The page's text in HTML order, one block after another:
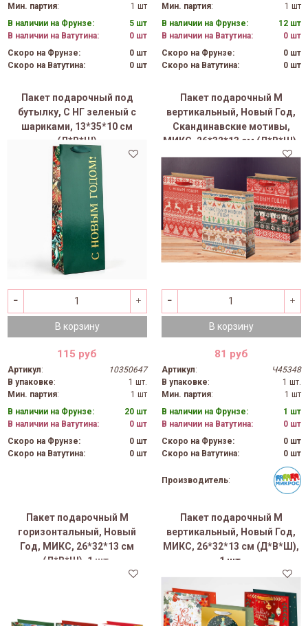
Мин. партия:
1 шт
В наличии на Фрунзе:
5 шт
В наличии на Ватутина:
0 шт
Скоро на Фрунзе:
0 шт
Скоро на Ватутина:
0 шт
Мин. партия:
1 шт
В наличии на Фрунзе:
12 шт
В наличии на Ватутина:
0 шт
Скоро на Фрунзе:
0 шт
Скоро на Ватутина:
0 шт
Пакет подарочный под
бутылку, С НГ зеленый с
шариками, 13*35*10 см
(Д*В*Ш)
В корзину
115 руб
Артикул:
10350647
В упаковке:
1 шт.
Мин. партия:
1 шт
В наличии на Фрунзе:
20 шт
В наличии на Ватутина:
0 шт
Скоро на Фрунзе:
0 шт
Скоро на Ватутина:
0 шт
Пакет подарочный M
вертикальный, Новый Год,
Скандинавские мотивы,
МИКС, 26*32*13 см (Д*В*Ш),
1 шт.
В корзину
81 руб
Артикул:
Ч45348
В упаковке:
1 шт.
Мин. партия:
1 шт
В наличии на Фрунзе:
1 шт
В наличии на Ватутина:
0 шт
Скоро на Фрунзе:
0 шт
Скоро на Ватутина:
0 шт
Производитель:
Пакет подарочный M
горизонтальный, Новый
Год, МИКС, 26*32*13 см
(Д*В*Ш), 1 шт.
Пакет подарочный M
вертикальный, Новый Год,
МИКС, 26*32*13 см (Д*В*Ш),
1 шт.